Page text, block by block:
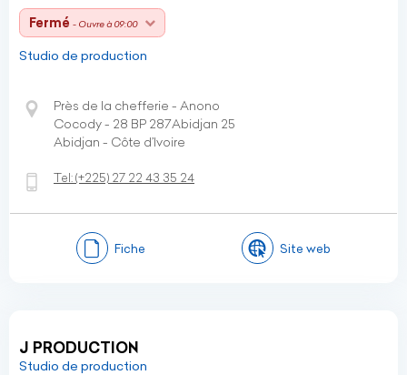
Fermé - Ouvre à 09:00
Studio de production
Près de la chefferie - Anono
Cocody - 28 BP 287Abidjan 25
Abidjan - Côte d’Ivoire
Tel:(+225) 27 22 43 35 24
Fiche Site web
J PRODUCTION
Studio de production